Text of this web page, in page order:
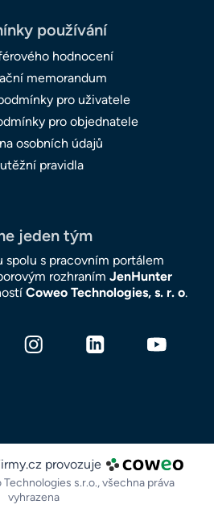
používání
hodnocení
memorandum
pro uživatele
pro objednatele
osobních údajů
pravidla
jeden tým
spolu s pracovním portálem
rozhraním JenHunter
Coweo Technologies, s. r. o.
provozuje
s.r.o.,všechna práva
vyhrazena